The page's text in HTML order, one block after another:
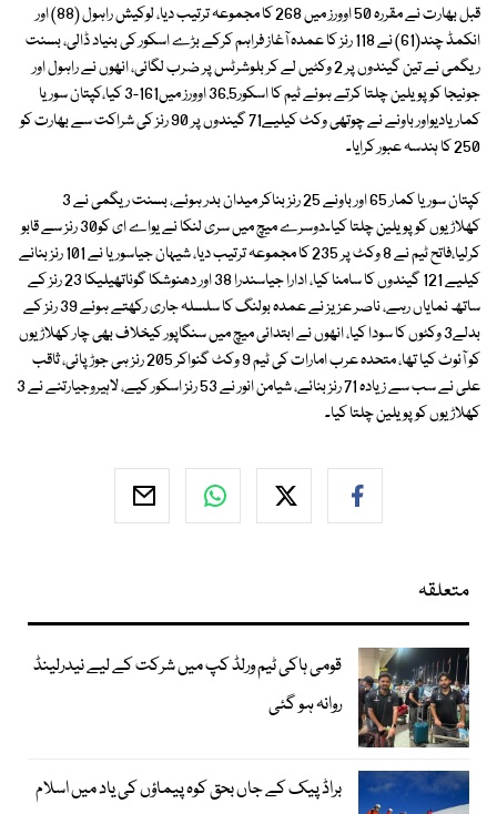
قبل بھارت نے مقررہ 50 اوورز میں 268 کا مجموعہ ترتیب دیا، لوکیش راہول (88) اور
انکمڈ چند(61) نے 118 رنز کا عمدہ آغاز فراہم کرکے بڑے اسکور کی بنیاد ڈالی، بسنت
ریگمی نے تین گیندوں پر 2 وکٹیں لے کر بلوشرٹس پر ضرب لگائی، انھوں نے راہول اور
جونیجا کو پویلین چلتا کرتے ہوئے ٹیم کا اسکور36.5 اوورز میں161-3 کیا،کپتان سوریا
کمار یادیواور باونے نے چوتھی وکٹ کیلیے71 گیندوں پر 90 رنز کی شراکت سے بھارت کو
250 کا ہندسہ عبور کرایا۔
کپتان سوریا کمار 65 اور باونے 25 رنز بناکر میدان بدر ہوئے، بسنت ریگمی نے 3
کھلاڑیوں کو پویلین چلتا کیا۔دوسرے میچ میں سری لنکا نے یواے ای کو30 رنز سے قابو
کرلیا،فاتح ٹیم نے 8 وکٹ پر 235 کا مجموعہ ترتیب دیا، شیہان جیاسوریا نے 101 رنز بنانے
کیلیے 121 گیندوں کا سامنا کیا، ادارا جیاسندرا 38 اور دھنوشکا گوناتھیلیکا 23 رنز کے
ساتھ نمایاں رہے، ناصر عزیز نے عمدہ بولنگ کا سلسلہ جاری رکھتے ہوئے 39 رنز کے
بدلے3 وکٹوں کا سودا کیا، انھوں نے ابتدائی میچ میں سنگاپور کیخلاف بھی چار کھلاڑیوں
کو آئوٹ کیا تھا، متحدہ عرب امارات کی ٹیم 9 وکٹ گنواکر 205 رنز ہی جوڑ پائی، ثاقب
علی نے سب سے زیادہ 71 رنز بنائے، شیامن انور نے 53 رنز اسکور کیے، لاہیروجیارتنے نے 3
کھلاڑیوں کو پویلین چلتا کیا۔
متعلقہ
قومی ہاکی ٹیم ورلڈ کپ میں شرکت کے لیے نیدرلینڈ
روانہ ہو گئی
براڈ پیک کے جاں بحق کوہ پیماؤں کی یاد میں اسلام